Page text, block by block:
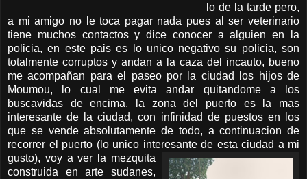
lo de la tarde pero,
a mi amigo no le toca pagar nada pues al ser veterinario
tiene muchos contactos y dice conocer a alguien en la
policia, en este pais es lo unico negativo su policia, son
totalmente corruptos y andan a la caza del incauto, bueno
me acompañan para el paseo por la ciudad los hijos de
Moumou, lo cual me evita andar quitandome a los
buscavidas de encima, la zona del puerto es la mas
interesante de la ciudad, con infinidad de puestos en los
que se vende absolutamente de todo, a continuacion de
recorrer el puerto (lo unico interesante de esta ciudad a mi
gusto), voy a ver la mezquita
construida en arte sudanes,